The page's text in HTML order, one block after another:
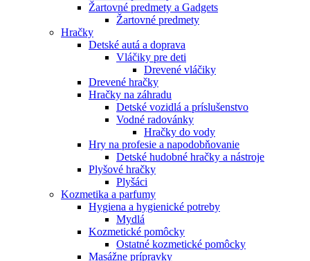
Žartovné predmety a Gadgets
Žartovné predmety
Hračky
Detské autá a doprava
Vláčiky pre deti
Drevené vláčiky
Drevené hračky
Hračky na záhradu
Detské vozidlá a príslušenstvo
Vodné radovánky
Hračky do vody
Hry na profesie a napodobňovanie
Detské hudobné hračky a nástroje
Plyšové hračky
Plyšáci
Kozmetika a parfumy
Hygiena a hygienické potreby
Mydlá
Kozmetické pomôcky
Ostatné kozmetické pomôcky
Masážne prípravky